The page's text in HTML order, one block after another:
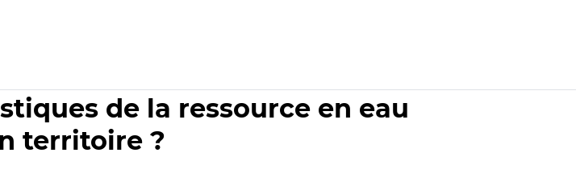
de la ressource en eau
territoire ?